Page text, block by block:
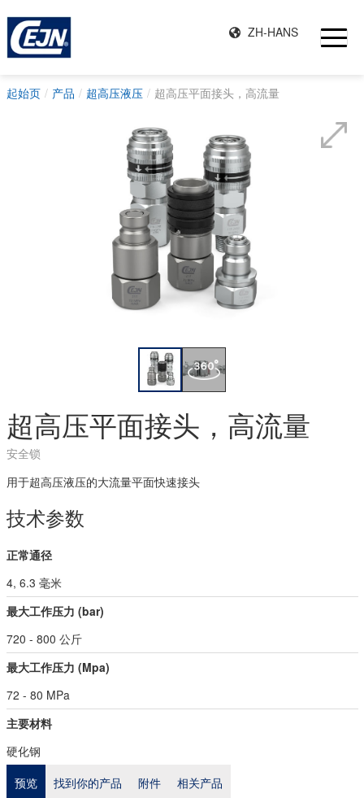
ZH-HANS
起始页 产品 超高压液压 超高压平面接头，高流量
超高压平面接头，高流量
安全锁
用于超高压液压的大流量平面快速接头
技术参数
正常通径
4, 6.3 毫米
最大工作压力 (bar)
720 - 800 公斤
最大工作压力 (Mpa)
72 - 80 MPa
主要材料
硬化钢
预览
找到你的产品 附件 相关产品